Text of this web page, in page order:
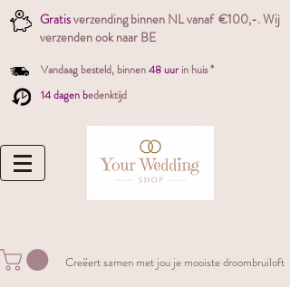
Gratisverzending binnen NL vanaf €100,-. Wij
verzenden ook naar BE
Vandaag besteld, binnen48 uur in huis *
14 dagen bedenktijd
Creëert samen met jou je mooiste droombruiloft